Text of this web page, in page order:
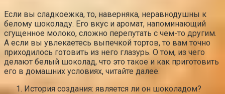
Если вы сладкоежка, то, наверняка, неравнодушны к
белому шоколаду. Его вкус и аромат, напоминающий
сгущенное молоко, сложно перепутать с чем-то другим.
А если вы увлекаетесь выпечкой тортов, то вам точно
приходилось готовить из него глазурь. О том, из чего
делают белый шоколад, что это такое и как приготовить
его в домашних условиях, читайте далее.
История создания: является ли он шоколадом?